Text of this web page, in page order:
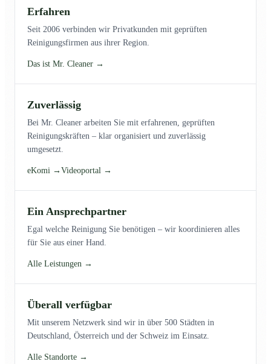
Erfahren
Seit 2006 verbinden wir Privatkunden mit geprüften
Reinigungsfirmen aus ihrer Region.
Das ist Mr. Cleaner →
Zuverlässig
Bei Mr. Cleaner arbeiten Sie mit erfahrenen, geprüften
Reinigungskräften – klar organisiert und zuverlässig
umgesetzt.
eKomi → Videoportal →
Ein Ansprechpartner
Egal welche Reinigung Sie benötigen – wir koordinieren alles
für Sie aus einer Hand.
Alle Leistungen →
Überall verfügbar
Mit unserem Netzwerk sind wir in über 500 Städten in
Deutschland, Österreich und der Schweiz im Einsatz.
Alle Standorte →